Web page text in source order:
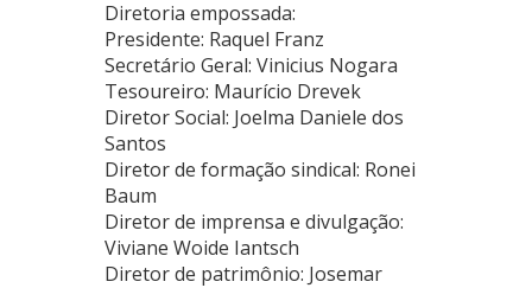
Diretoria empossada:
Presidente: Raquel Franz
Secretário Geral: Vinicius Nogara
Tesoureiro: Maurício Drevek
Diretor Social: Joelma Daniele dos
Santos
Diretor de formação sindical: Ronei
Baum
Diretor de imprensa e divulgação:
Viviane Woide Iantsch
Diretor de patrimônio: Josemar